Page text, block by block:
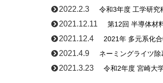
2022.2.3 令和3年度 工学研究
2021.12.11 第12回 半導体材
2021.12.4 2021年 多元系化
2021.4.9 ネーミングライツ除
2021.3.23 令和2年度 宮崎大